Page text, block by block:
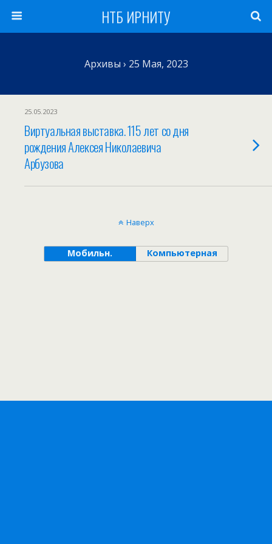
НТБ ИРНИТУ
Архивы › 25 Мая, 2023
25.05.2023
Виртуальная выставка. 115 лет со дня
рождения Алексея Николаевича
Арбузова
Наверх
Мобильн. Компьютерная